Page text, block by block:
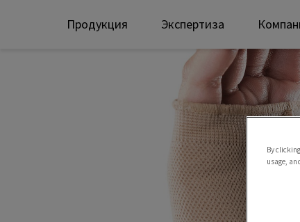
Продукция Экспертиза
By
usage,